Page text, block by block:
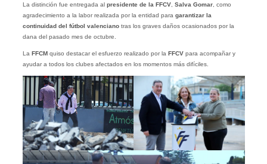
La distinción fue entregada al presidente de la FFCV, Salva Gomar, como
agradecimiento a la labor realizada por la entidad para garantizar la
continuidad del fútbol valencianotras los graves daños ocasionados por la
dana del pasado mes de octubre.
La FFCM quiso destacar el esfuerzo realizado por la FFCVpara acompañar y
ayudar a todos los clubes afectados en los momentos más difíciles.